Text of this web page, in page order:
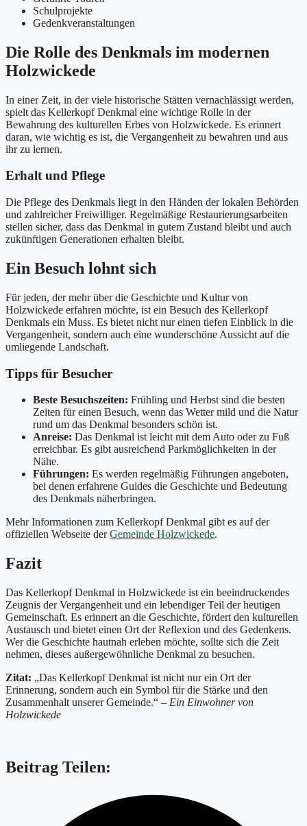
Schulprojekte
Gedenkveranstaltungen
Die Rolle des Denkmals im modernen
Holzwickede
In einer Zeit, in der viele historische Stätten vernachlässigt werden,
spielt das Kellerkopf Denkmal eine wichtige Rolle in der
Bewahrung des kulturellen Erbes von Holzwickede. Es erinnert
daran, wie wichtig es ist, die Vergangenheit zu bewahren und aus
ihr zu lernen.
Erhalt und Pflege
Die Pflege des Denkmals liegt in den Händen der lokalen Behörden
und zahlreicher Freiwilliger. Regelmäßige Restaurierungsarbeiten
stellen sicher, dass das Denkmal in gutem Zustand bleibt und auch
zukünftigen Generationen erhalten bleibt.
Ein Besuch lohnt sich
Für jeden, der mehr über die Geschichte und Kultur von
Holzwickede erfahren möchte, ist ein Besuch des Kellerkopf
Denkmals ein Muss. Es bietet nicht nur einen tiefen Einblick in die
Vergangenheit, sondern auch eine wunderschöne Aussicht auf die
umliegende Landschaft.
Tipps für Besucher
Beste Besuchszeiten: Frühling und Herbst sind die besten
Zeiten für einen Besuch, wenn das Wetter mild und die Natur
rund um das Denkmal besonders schön ist.
Anreise: Das Denkmal ist leicht mit dem Auto oder zu Fuß
erreichbar. Es gibt ausreichend Parkmöglichkeiten in der
Nähe.
Führungen: Es werden regelmäßig Führungen angeboten,
bei denen erfahrene Guides die Geschichte und Bedeutung
des Denkmals näherbringen.
Mehr Informationen zum Kellerkopf Denkmal gibt es auf der
offiziellen Webseite derGemeinde Holzwickede.
Fazit
Das Kellerkopf Denkmal in Holzwickede ist ein beeindruckendes
Zeugnis der Vergangenheit und ein lebendiger Teil der heutigen
Gemeinschaft. Es erinnert an die Geschichte, fördert den kulturellen
Austausch und bietet einen Ort der Reflexion und des Gedenkens.
Wer die Geschichte hautnah erleben möchte, sollte sich die Zeit
nehmen, dieses außergewöhnliche Denkmal zu besuchen.
Zitat: „Das Kellerkopf Denkmal ist nicht nur ein Ort der
Erinnerung, sondern auch ein Symbol für die Stärke und den
Zusammenhalt unserer Gemeinde.“ – Ein Einwohner von
Holzwickede
Beitrag Teilen: